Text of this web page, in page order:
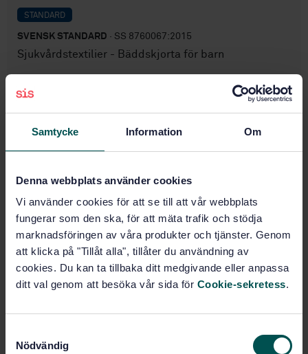
Samtycke Information Om
Denna webbplats använder cookies
Vi använder cookies för att se till att vår webbplats
fungerar som den ska, för att mäta trafik och stödja
marknadsföringen av våra produkter och tjänster. Genom
att klicka på "Tillåt alla", tillåter du användning av
cookies. Du kan ta tillbaka ditt medgivande eller anpassa
ditt val genom att besöka vår sida för Cookie-sekretess.
Nödvändig
STANDARD
SVENSK STANDARD · SS 8760067:2015
Sjukvårdstextilier - Bäddskjorta för barn
Prenumerera på standarden - Läs mer
Pris:789 SEK
PDF
Lägg i varukorgen
Produktinformation
Engelska Svenska
Framtagen av:
Sjukvårdstextilier, SIS/TK
Internationell titel:Health care textiles -
Artikelnummer: